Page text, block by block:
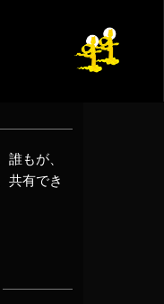
もが、
共有でき